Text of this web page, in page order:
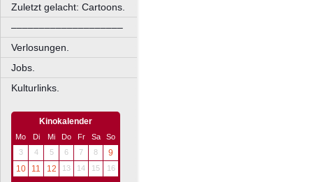
Zuletzt gelacht: Cartoons.
––––––––––––––––––––
Verlosungen.
Jobs.
Kulturlinks.
Kinokalender
Mo Di Mi Do Fr Sa
So
3
4 5 6 7 8
9
10
11 12 13 14 15 16